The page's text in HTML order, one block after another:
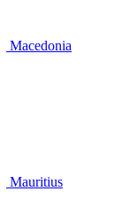
Macedonia
Mauritius